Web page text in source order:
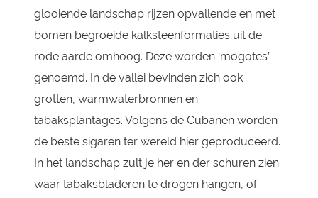
glooiende landschap rijzen opvallende en met
bomen begroeide kalksteenformaties uit de
rode aarde omhoog. Deze worden ‘mogotes’
genoemd. In de vallei bevinden zich ook
grotten, warmwaterbronnen en
tabaksplantages. Volgens de Cubanen worden
de beste sigaren ter wereld hier geproduceerd.
In het landschap zult je her en der schuren zien
waar tabaksbladeren te drogen hangen, of